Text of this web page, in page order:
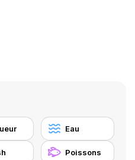
Eau
Poissons